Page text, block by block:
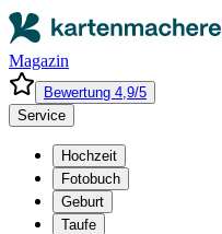
Magazin
Bewertung 4,9/5
Service
Hochzeit
Fotobuch
Geburt
Taufe